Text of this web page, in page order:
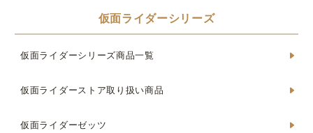
仮面ライダーシリーズ
仮面ライダーシリーズ商品一覧
仮面ライダーストア取り扱い商品
仮面ライダーゼッツ